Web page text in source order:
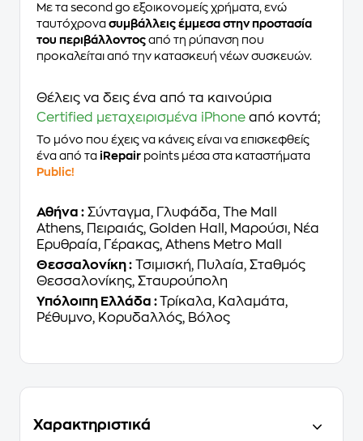
Με τα second go εξοικονομείς χρήματα, ενώ
ταυτόχρονα συμβάλλεις έμμεσα στην προστασία
του περιβάλλοντος από τη ρύπανση που
προκαλείται από την κατασκευή νέων συσκευών.
Θέλεις να δεις ένα από τα καινούρια
Certified μεταχειρισμένα iPhone από κοντά;
Το μόνο που έχεις να κάνεις είναι να επισκεφθείς
ένα από τα iRepair points μέσα στα καταστήματα
Public!
Αθήνα : Σύνταγμα, Γλυφάδα, The Mall
Athens, Πειραιάς, Golden Hall, Μαρούσι, Νέα
Ερυθραία, Γέρακας, Athens Metro Mall
Θεσσαλονίκη : Τσιμισκή, Πυλαία, Σταθμός
Θεσσαλονίκης, Σταυρούπολη
Υπόλοιπη Ελλάδα :Τρίκαλα, Καλαμάτα,
Ρέθυμνο, Κορυδαλλός, Βόλος
Χαρακτηριστικά